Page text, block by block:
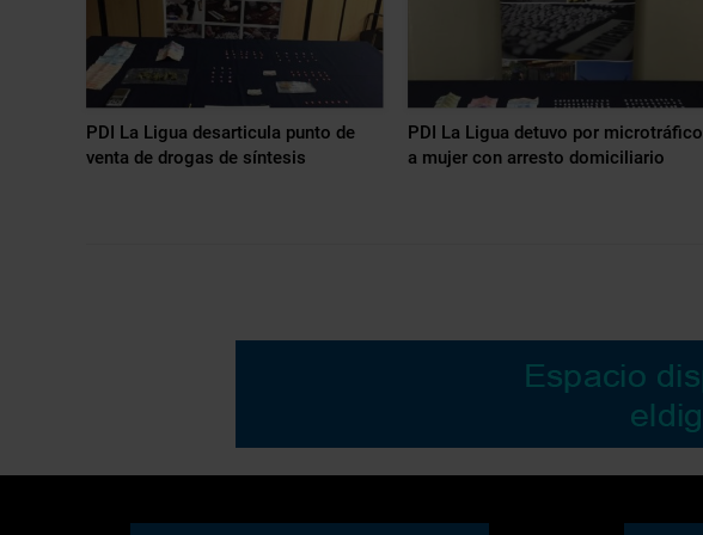
PDI La Ligua desarticula punto de
venta de drogas de síntesis
PDI La Ligua detuvo por microtráfico
a mujer con arresto domiciliario